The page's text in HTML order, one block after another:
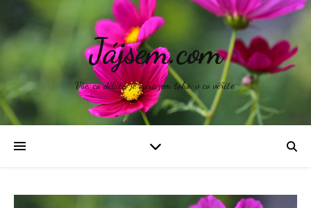
Jájsem.com
Vše, co děláte, je odrazem toho, v co věříte.